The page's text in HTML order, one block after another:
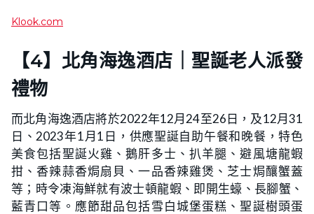
Klook.com
【4】北角海逸酒店｜聖誕老人派發
禮物
而北角海逸酒店將於2022年12月24至26日，及12月31
日、2023年1月1日，供應聖誕自助午餐和晚餐，特色
美食包括聖誕火雞、鵝肝多士、扒羊腿、避風塘龍蝦
拑、香辣蒜香焗扇貝、一品香辣雞煲、芝士焗釀蟹蓋
等；時令凍海鮮就有波士頓龍蝦、即開生蠔、長腳蟹、
藍青口等。應節甜品包括雪白城堡蛋糕、聖誕樹頭蛋